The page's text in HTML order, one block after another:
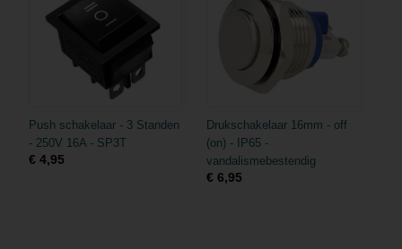
Push schakelaar - 3 Standen
- 250V 16A - SP3T
€ 4,95
Drukschakelaar 16mm - off
(on) - IP65 -
vandalismebestendig
€ 6,95